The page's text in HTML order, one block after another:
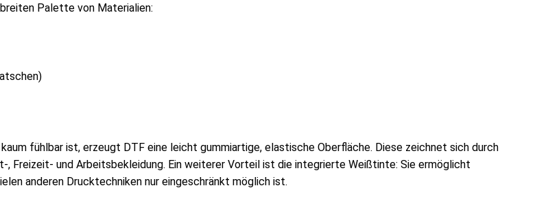
Palette von Materialien:
fühlbar ist, erzeugt DTF eine leicht gummiartige, elastische Oberfläche. Diese zeichnet sich durch
, Freizeit- und Arbeitsbekleidung. Ein weiterer Vorteil ist die integrierte Weißtinte: Sie ermöglicht
anderen Drucktechniken nur eingeschränkt möglich ist.